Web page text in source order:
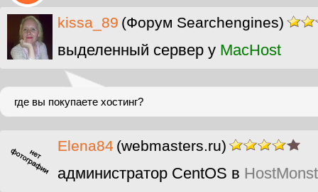
kissa_89 (Форум Searchengines)
выделенный сервер у MacHost
где вы покупаете хостинг?
Elena84 (webmasters.ru)
администратор CentOS в